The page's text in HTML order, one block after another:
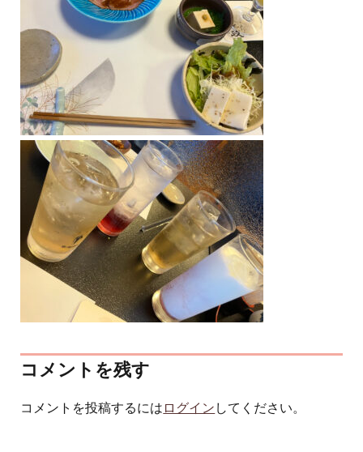
コメントを残す
コメントを投稿するには ログイン してください。